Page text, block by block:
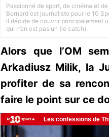
Passionné de sport, de cinéma et
Bernard est journaliste pour le 10
il décide de couvrir principalement
qui n’en est pas un (le catch).
Alors que l’OM
Arkadiusz Milik, la
profiter de sa
faire le point sur ce